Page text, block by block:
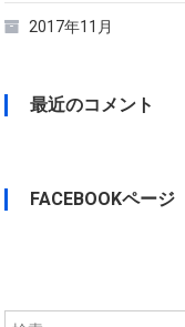
2017年11月
最近のコメント
FACEBOOKページ